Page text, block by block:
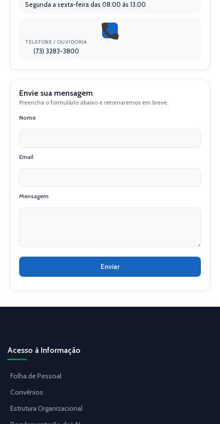
Segunda a sexta-feira das 08:00 às 13:00
TELEFONE / OUVIDORIA
(73) 3283-3800
Envie sua mensagem
Preencha o formulário abaixo e retornaremos em breve.
Nome
Email
Mensagem
Acesso à Informação
Folha de Pessoal
Convênios
Estrutura Organizacional